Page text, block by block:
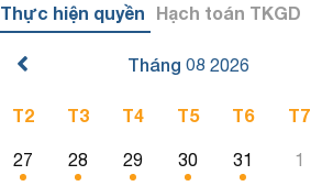
Thực hiện quyền Hạch toán TKGD
Tháng 08 2026
T2 T3 T4 T5 T6 T7
27 28 29 30 31 1